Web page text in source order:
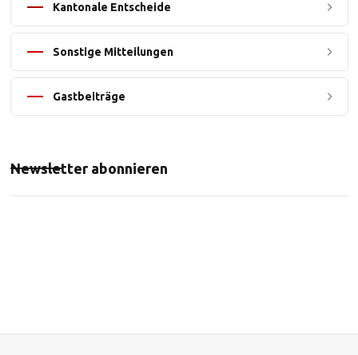
Kantonale Entscheide
Sonstige Mitteilungen
Gastbeiträge
Newsletter abonnieren